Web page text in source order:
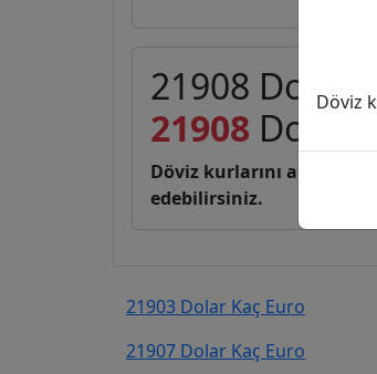
21908 Dolar
21908 Dolar
Döviz kurlarını anlık,
edebilirsiniz.
21903 Dolar Kaç Euro
21907 Dolar Kaç Euro
Döviz